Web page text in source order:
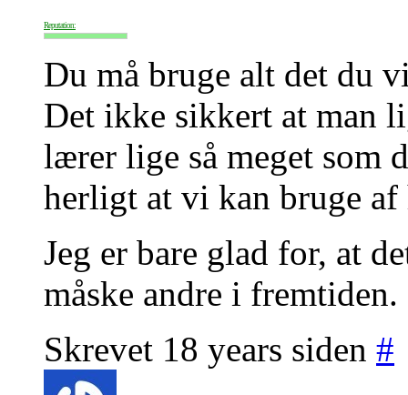
Reputation:
Du må bruge alt det du
Det ikke sikkert at man
lærer lige så meget som
herligt at vi kan bruge
Jeg er bare glad for, at
måske andre i fremtiden.
Skrevet 18 years siden #